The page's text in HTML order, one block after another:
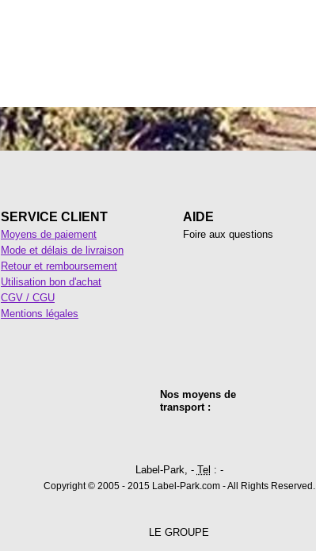
SERVICE CLIENT
Moyens de paiement
Mode et délais de livraison
Retour et remboursement
Utilisation bon d'achat
CGV / CGU
Mentions légales
AIDE
Foire aux questions
Nos moyens de
transport :
Label-Park, - Tel : -
Copyright © 2005 - 2015 Label-Park.com - All Rights Reserved.
LE GROUPE